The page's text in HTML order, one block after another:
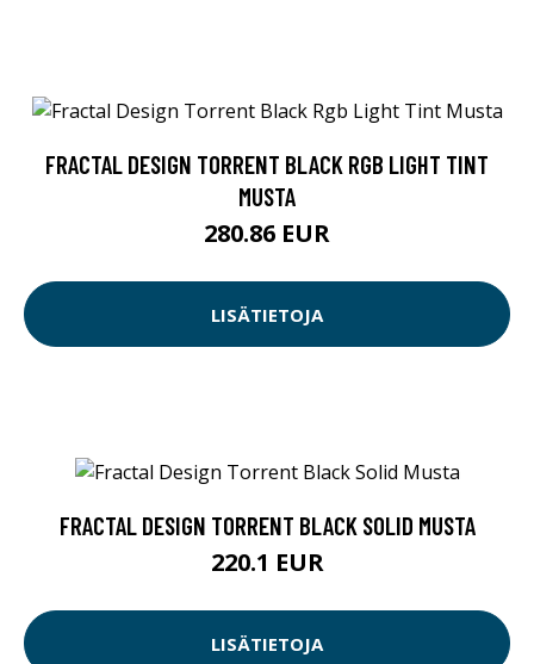
FRACTAL DESIGN TORRENT BLACK RGB LIGHT TINT
MUSTA
280.86 EUR
LISÄTIETOJA
FRACTAL DESIGN TORRENT BLACK SOLID MUSTA
220.1 EUR
LISÄTIETOJA